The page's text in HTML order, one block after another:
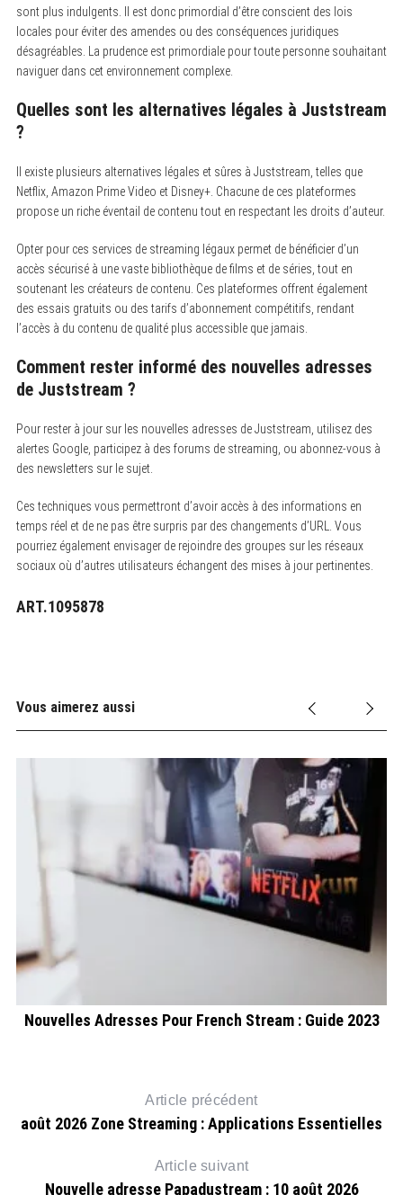
sont plus indulgents. Il est donc primordial d’être conscient des lois
locales pour éviter des amendes ou des conséquences juridiques
désagréables. La prudence est primordiale pour toute personne souhaitant
naviguer dans cet environnement complexe.
Quelles sont les alternatives légales à Juststream
?
Il existe plusieurs alternatives légales et sûres à Juststream, telles que
Netflix, Amazon Prime Video et Disney+. Chacune de ces plateformes
propose un riche éventail de contenu tout en respectant les droits d’auteur.
Opter pour ces services de streaming légaux permet de bénéficier d’un
accès sécurisé à une vaste bibliothèque de films et de séries, tout en
soutenant les créateurs de contenu. Ces plateformes offrent également
des essais gratuits ou des tarifs d’abonnement compétitifs, rendant
l’accès à du contenu de qualité plus accessible que jamais.
Comment rester informé des nouvelles adresses
de Juststream ?
Pour rester à jour sur les nouvelles adresses de Juststream, utilisez des
alertes Google, participez à des forums de streaming, ou abonnez-vous à
des newsletters sur le sujet.
Ces techniques vous permettront d’avoir accès à des informations en
temps réel et de ne pas être surpris par des changements d’URL. Vous
pourriez également envisager de rejoindre des groupes sur les réseaux
sociaux où d’autres utilisateurs échangent des mises à jour pertinentes.
ART.1095878
Vous aimerez aussi
Nouvelles Adresses Pour French Stream : Guide 2023
Article précédent
août 2026 Zone Streaming : Applications Essentielles
Article suivant
Nouvelle adresse Papadustream : 10 août 2026